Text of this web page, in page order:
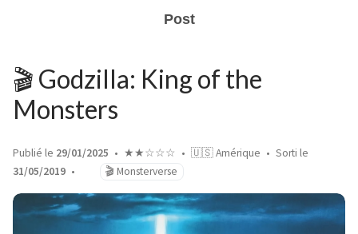
Post
🎬 Godzilla: King of the
Monsters
Publié le 29/01/2025 ★★☆☆☆ 🇺🇸 Amérique
Sorti le
31/05/2019
🎬 Monsterverse